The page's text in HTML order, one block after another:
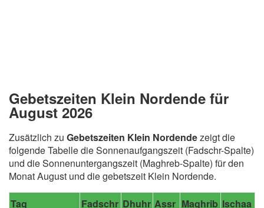
Gebetszeiten Klein Nordende für
August 2026
Zusätzlich zu Gebetszeiten Klein Nordendezeigt die
folgende Tabelle die Sonnenaufgangszeit (Fadschr-Spalte)
und die Sonnenuntergangszeit (Maghreb-Spalte) für den
Monat August und die gebetszeit Klein Nordende.
Tag Fadschr Dhuhr Assr Maghrib Ischaa